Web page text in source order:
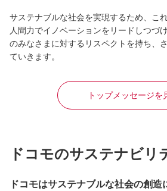
サステナブルな社会を実現するため、こ
人間力でイノベーションをリードしつづ
のみなさまに対するリスペクトを持ち、
ていきます。
トップメッセージを
ドコモのサステナビリ
ドコモはサステナブルな社会の創造